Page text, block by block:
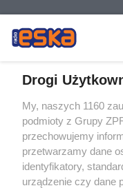
Drogi
My, naszych 1160
podmioty z Grupy
przechowujemy
przetwarzamy dane
identyfikatory,
urządzenie czy dane